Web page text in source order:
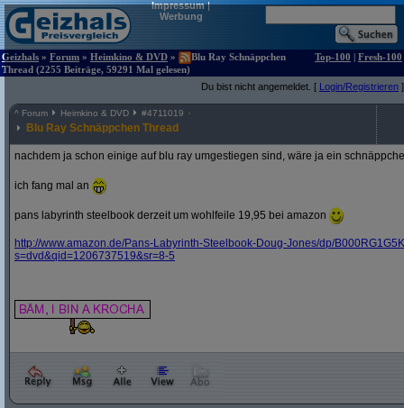
Impressum|
Werbung
Geizhals » Forum » Heimkino & DVD »
Blu Ray Schnäppchen
Thread (2255 Beiträge, 59291 Mal gelesen)
Top-100 | Fresh-100
Du bist nicht angemeldet. [ Login/Registrieren ]
^ Forum Heimkino & DVD #4711019
Blu Ray Schnäppchen Thread
nachdem ja schon einige auf blu ray umgestiegen sind, wäre ja ein
ich fang mal an
pans labyrinth steelbook derzeit um wohlfeile 19,95 bei amazon
http://www.amazon.de/Pans-Labyrinth-Steelbook-Doug-Jones/dp/
s=dvd&qid=1206737519&sr=8-5